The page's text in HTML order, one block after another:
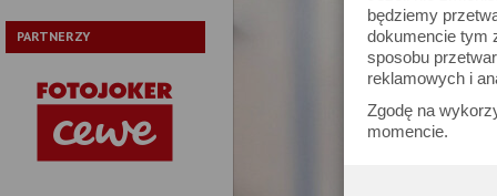
będziemy
dokumencie tym
sposobu
reklamowych i
Zgodę na
momencie.
PARTNERZY